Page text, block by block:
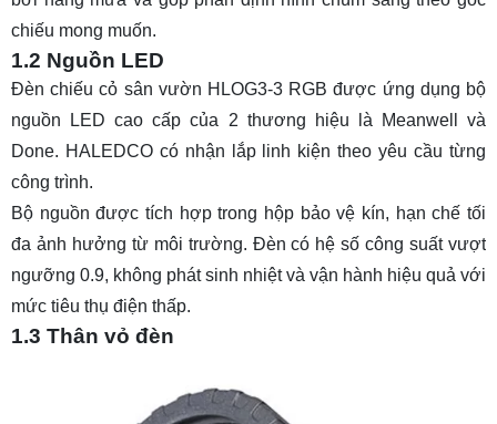
chiếu mong muốn.
1.2 Nguồn LED
Đèn chiếu cỏ sân vườn HLOG3-3 RGB được ứng dụng bộ
nguồn LED cao cấp của 2 thương hiệu là Meanwell và
Done. HALEDCO có nhận lắp linh kiện theo yêu cầu từng
công trình.
Bộ nguồn được tích hợp trong hộp bảo vệ kín, hạn chế tối
đa ảnh hưởng từ môi trường. Đèn có hệ số công suất vượt
ngưỡng 0.9, không phát sinh nhiệt và vận hành hiệu quả với
mức tiêu thụ điện thấp.
1.3 Thân vỏ đèn